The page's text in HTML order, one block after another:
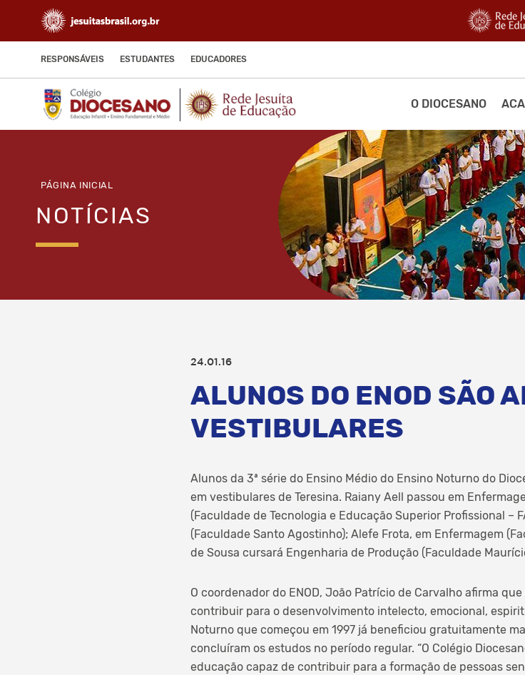
RESPONSÁVEIS ESTUDANTES EDUCADORES
O DIOCESANO
PÁGINA INICIAL
NOTÍCIAS
24.01.16
ALUNOS DO ENOD SÃO
VESTIBULARES
Alunos da 3ª série do Ensino Médio do Ensino Noturno do
em vestibulares de Teresina. Raiany Aell passou em
(Faculdade de Tecnologia e Educação Superior Profissional –
(Faculdade Santo Agostinho); Alefe Frota, em Enfermagem
de Sousa cursará Engenharia de Produção (Faculdade
O coordenador do ENOD, João Patrício de Carvalho afirma
contribuir para o desenvolvimento intelecto, emocional,
Noturno que começou em 1997 já beneficiou gratuitamente
concluíram os estudos no período regular. “O Colégio
educação capaz de contribuir para a formação de pessoas